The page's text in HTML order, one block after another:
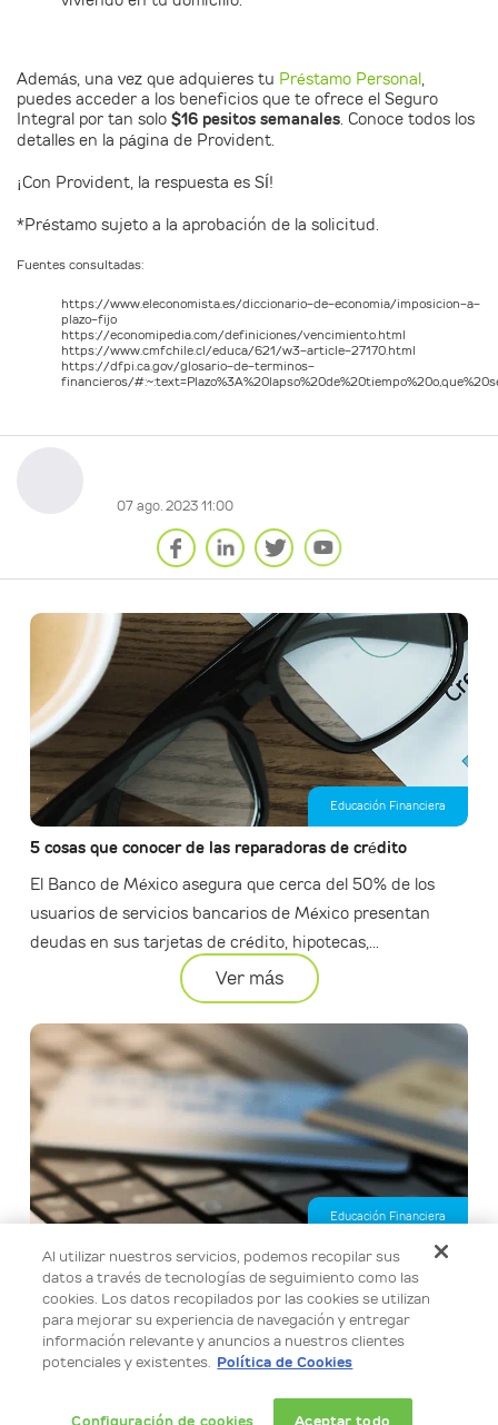
Además, una vez que adquieres tu Préstamo Personal,
puedes acceder a los beneficios que te ofrece el Seguro
Integral por tan solo $16 pesitos semanales. Conoce todos los
detalles en la página de Provident.
¡Con Provident, la respuesta es SÍ!
*Préstamo sujeto a la aprobación de la solicitud.
Fuentes consultadas:
https://www.eleconomista.es/diccionario-de-economia/imposicion-a-
plazo-fijo
https://economipedia.com/definiciones/vencimiento.html
https://www.cmfchile.cl/educa/621/w3-article-27170.html
https://dfpi.ca.gov/glosario-de-terminos-
financieros/
07 ago. 2023 11:00
Educación Financiera
5 cosas que conocer de las reparadoras de crédito
El Banco de México asegura que cerca del 50% de los
usuarios de servicios bancarios de México presentan
deudas en sus tarjetas de crédito, hipotecas,...
Ver más
Educación Financiera
Calcula tu préstamo personal en línea de forma fácil y
segura
Usa nuestro simulador para calcular el monto de tu
préstamo personal, elegir el plazo semanal que mejor se
adapte a ti y conocer una tarifa...
Al utilizar nuestros servicios, podemos recopilar sus
datos a través de tecnologías de seguimiento como las
cookies. Los datos recopilados por las cookies se utilizan
para mejorar su experiencia de navegación y entregar
información relevante y anuncios a nuestros clientes
potenciales y existentes. Política de Cookies
Configuración de cookies Aceptar todo